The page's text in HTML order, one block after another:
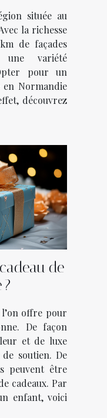
située au
la richesse
de façades
une variété
pour un
Normandie
découvrez
de
offre pour
De façon
et de luxe
soutien. De
peuvent être
cadeaux. Par
enfant, voici